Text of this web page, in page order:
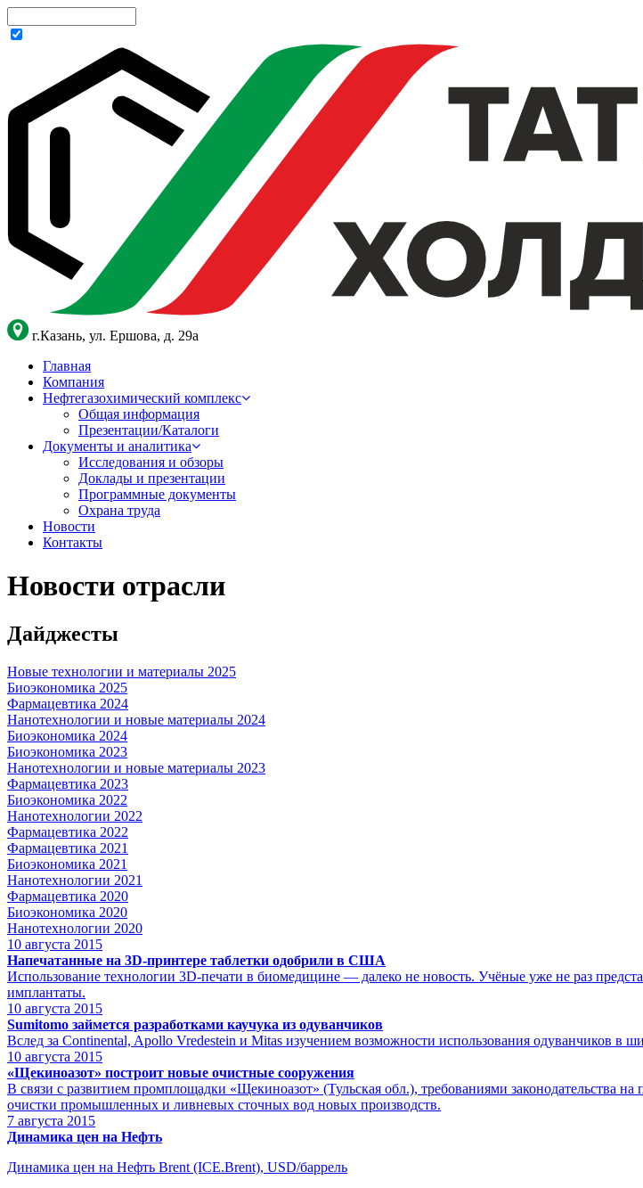
г.Казань, ул. Ершова, д. 29а
Главная
Компания
Нефтегазохимический комплекс
Общая информация
Презентации/Каталоги
Документы и аналитика
Исследования и обзоры
Доклады и презентации
Программные документы
Охрана труда
Новости
Контакты
Новости отрасли
Дайджесты
Новые технологии и материалы 2025
Биоэкономика 2025
Фармацевтика 2024
Нанотехнологии и новые материалы 2024
Биоэкономика 2024
Биоэкономика 2023
Нанотехнологии и новые материалы 2023
Фармацевтика 2023
Биоэкономика 2022
Нанотехнологии 2022
Фармацевтика 2022
Фармацевтика 2021
Биоэкономика 2021
Нанотехнологии 2021
Фармацевтика 2020
Биоэкономика 2020
Нанотехнологии 2020
10 августа 2015
Напечатанные на 3D-принтере таблетки одобрили в США
Использование технологии 3D-печати в биомедицине — далеко не новость. Учёные уже не раз
имплантаты.
10 августа 2015
Sumitomo займется разработками каучука из одуванчиков
Вслед за Continental, Apollo Vredestein и Mitas изучением возможности использования одуванчиков в
10 августа 2015
«Щекиноазот» построит новые очистные сооружения
В связи с развитием промплощадки «Щекиноазот» (Тульская обл.), требованиями законодательства
очистки промышленных и ливневых сточных вод новых производств.
7 августа 2015
Динамика цен на Нефть
Динамика цен на Нефть Brent (ICE.Brent), USD/баррель